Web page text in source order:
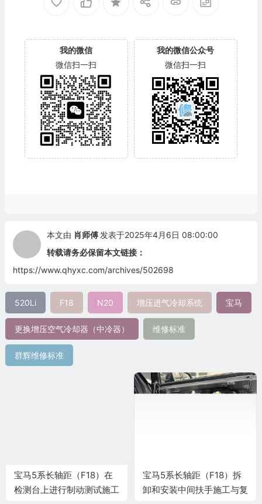
我的微信
微信扫一扫
我的微信公众号
微信扫一扫
本文由 肖师傅 发表于2025年4月6日 08:00:00
转载请务必保留本文链接：
https://www.qhyxc.com/archives/502698
520Li F18 N20 增压进气冷却系统 宝马
更换增压空气冷却器（中冷器） 维修标准
群辉维修标准
宝马5系长轴距（F18）在
检测台上进行制动测试施工
宝马5系长轴距（F18）拆
卸和安装中间扶手施工与复